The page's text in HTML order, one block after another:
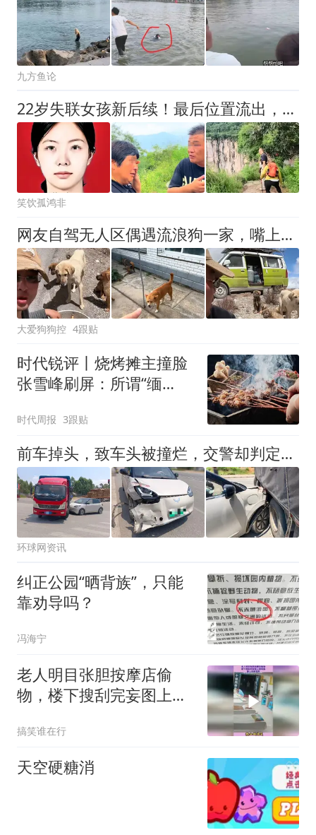
九方鱼论
22岁失联女孩新后续！最后位置流出，救援队透露内情，母亲崩溃
笑饮孤鸿非
网友自驾无人区偶遇流浪狗一家，嘴上说车里没位置不能带狗子，第二天开直播却亲自打脸…评论区有人问能不能收养狗子，网友：想都别想
大爱狗狗控 4跟贴
时代锐评丨烧烤摊主撞脸
张雪峰刷屏：所谓“缅
时代周报 3跟贴
前车掉头，致车头被撞烂，交警却判定全责
环球网资讯
纠正公园“晒背族”，只能
靠劝导吗？
冯海宁
老人明目张胆按摩店偷
物，楼下搜刮完妄图上楼
搞笑谁在行
天空硬糖消